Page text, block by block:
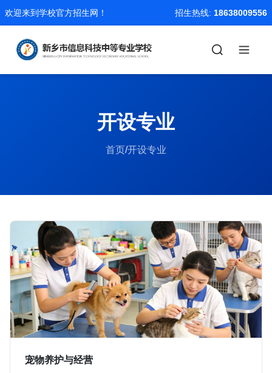
欢迎来到学校官方招生网！ 招生热线: 18638009556
开设专业
首页/开设专业
宠物养护与经营